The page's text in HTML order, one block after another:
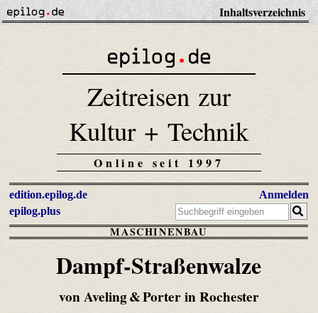
Inhaltsverzeichnis
Zeitreisen zur
Kultur + Technik
Online seit 1997
edition.epilog.de
epilog.plus
Anmelden
MASCHINENBAU
Dampf-Straßenwalze
von Aveling & Porter in Rochester